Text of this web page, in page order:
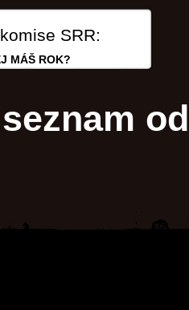
SRR:
MÁŠ ROK?
seznam